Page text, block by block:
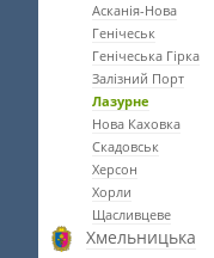
Асканія-Нова
Генічеськ
Генічеська Гірка
Залізний Порт
Лазурне
Нова Каховка
Скадовськ
Херсон
Хорли
Щасливцеве
Хмельницька